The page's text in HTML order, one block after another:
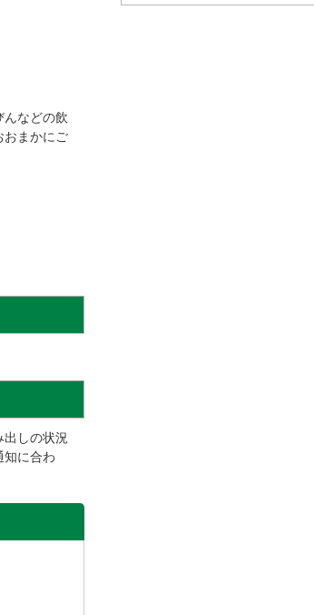
んなどの飲
おまかにご
しの状況
知に合わ